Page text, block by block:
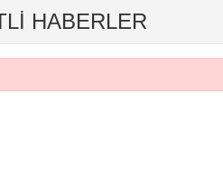
HABERLER